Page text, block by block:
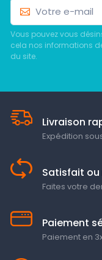
Vous pouvez vous
cela nos informations
du site.
Livraison
Expédition
Satisfait
Faites votre
Paiement
Paiement en